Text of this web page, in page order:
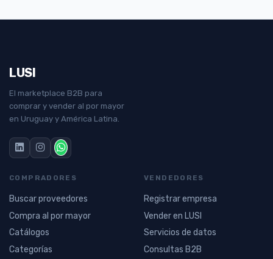
LUSI
El marketplace B2B para
comprar y vender al por mayor
en Uruguay y América Latina.
COMPRADORES
Buscar proveedores
Compra al por mayor
Catálogos
Categorías
VENDEDORES
Registrar empresa
Vender en LUSI
Servicios de datos
Consultas B2B